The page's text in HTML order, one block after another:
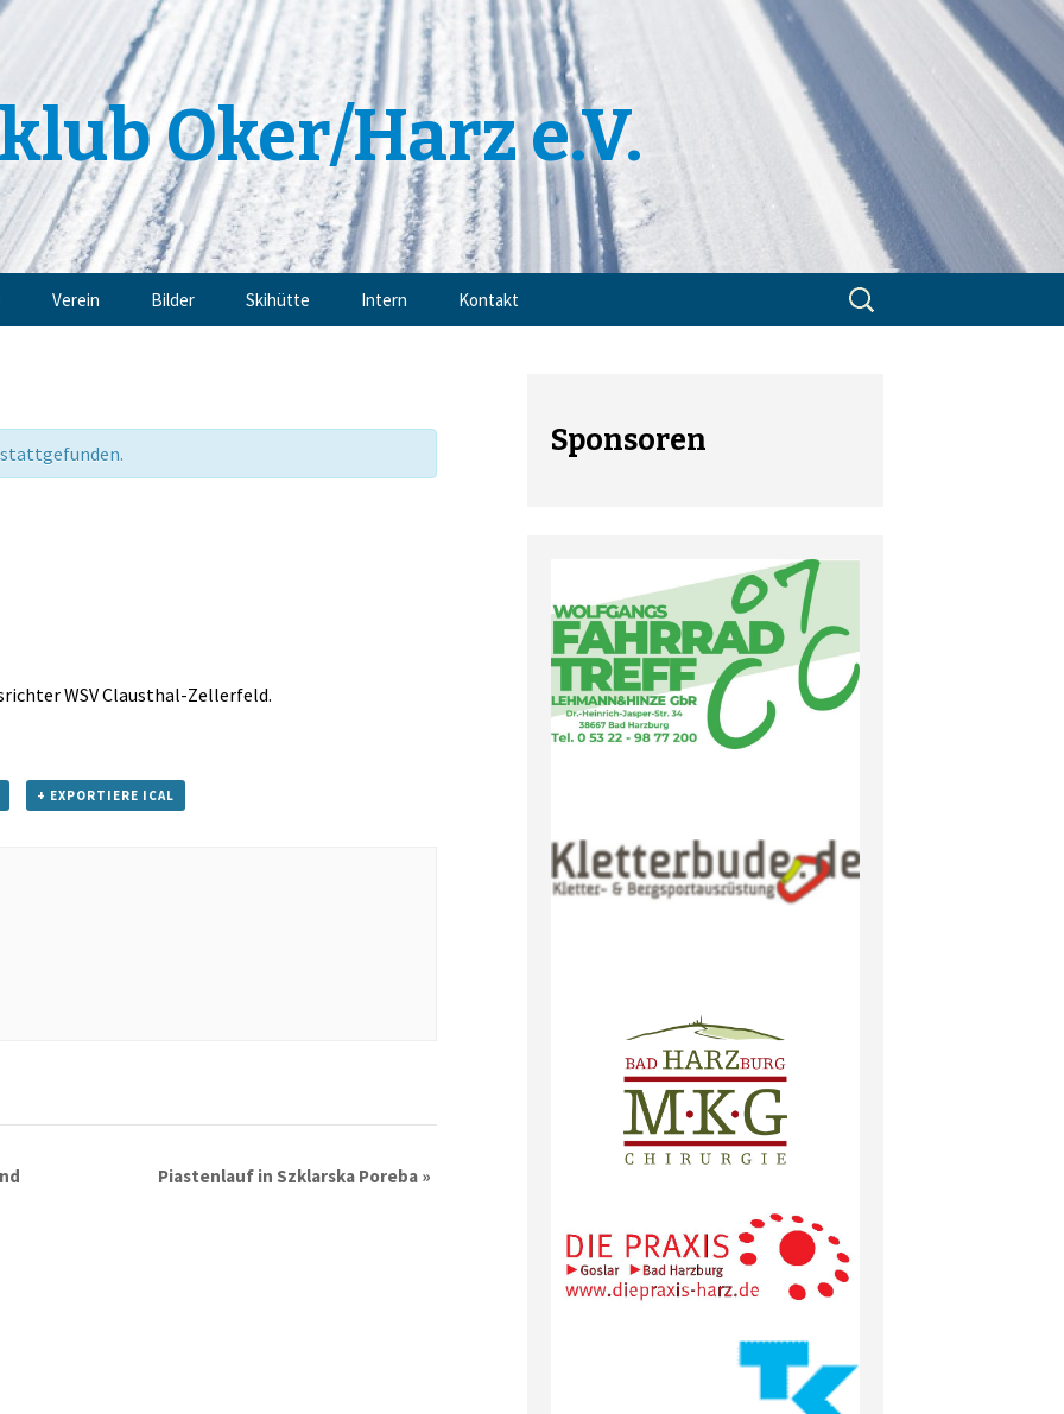
Oker/Harz e.V.
Verein
Mitgliedschaft
Bilder Skihütte Intern Kontakt
Suchen
nach:
WSV Clausthal-Zellerfeld.
+ EXPORTIERE ICAL
Piastenlauf in Szklarska Poreba »
Sponsoren